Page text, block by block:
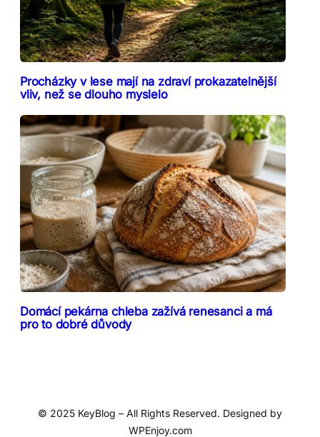
Procházky v lese mají na zdraví prokazatelnější
vliv, než se dlouho myslelo
Domácí pekárna chleba zažívá renesanci a má
pro to dobré důvody
© 2025 KeyBlog – All Rights Reserved. Designed by
WPEnjoy.com